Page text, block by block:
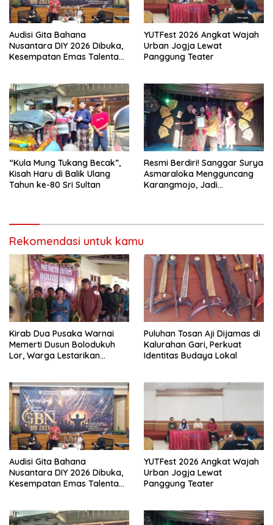
Audisi Gita Bahana
Nusantara DIY 2026 Dibuka,
Kesempatan Emas Talenta
YUTFest 2026 Angkat Wajah
Urban Jogja Lewat
Panggung Teater
“Kula Mung Tukang Becak”,
Kisah Haru di Balik Ulang
Tahun ke-80 Sri Sultan
Resmi Berdiri! Sanggar Surya
Asmaraloka Mengguncang
Karangmojo, Jadi
Rekomendasi untuk kamu
Kirab Dua Pusaka Warnai
Memerti Dusun Bolodukuh
Lor, Warga Lestarikan
Puluhan Tosan Aji Dijamas di
Kalurahan Gari, Perkuat
Identitas Budaya Lokal
Audisi Gita Bahana
Nusantara DIY 2026 Dibuka,
Kesempatan Emas Talenta
YUTFest 2026 Angkat Wajah
Urban Jogja Lewat
Panggung Teater